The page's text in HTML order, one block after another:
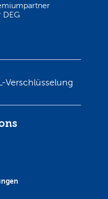
DEG
Verschlüsselung